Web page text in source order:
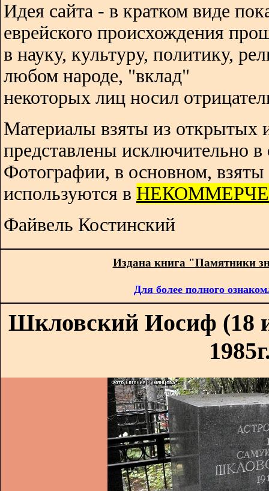
Идея сайта - в кратком виде
еврейского происхождения
в науку, культуру, политику,
любом народе, "вклад"
некоторых лиц носил
Материалы взяты из открытых
представлены исключительно
Фотографии, в основном, взяты
используются в
Файвель Костинский
Издана книга "Памятники
Для более полного
Шкловский Иосиф (18